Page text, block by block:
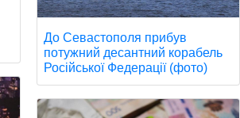
До Севастополя прибув
потужний десантний корабель
Російської Федерації (фото)